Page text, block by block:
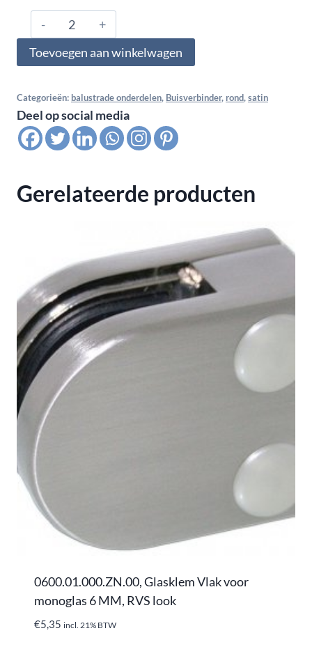
304.426.0205,
Buisverbinder
hoekfitting
90
GR
42,4x2,6,
aantal
Toevoegen aan winkelwagen
Categorieën: balustrade onderdelen, Buisverbinder, rond, satin
Deel op social media
Gerelateerde producten
0600.01.000.ZN.00, Glasklem Vlak voor
monoglas 6 MM, RVS look
€5,35 incl. 21% BTW